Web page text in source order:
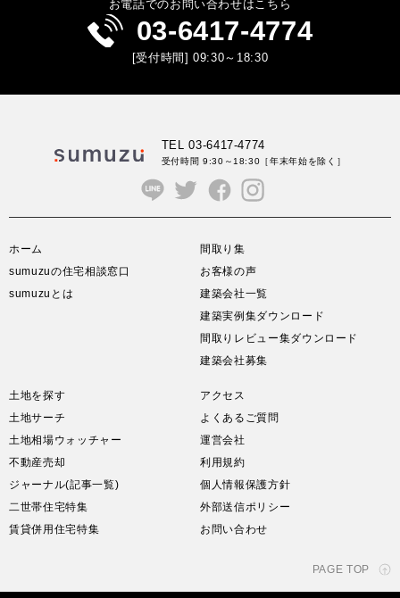
お電話でのお問い合わせはこちら
03-6417-4774
[受付時間] 09:30～18:30
TEL 03-6417-4774
受付時間 9:30～18:30 ［年末年始を除く］
ホーム
sumuzuの住宅相談窓口
sumuzuとは
間取り集
お客様の声
建築会社一覧
建築実例集ダウンロード
間取りレビュー集ダウンロード
建築会社募集
土地を探す
土地サーチ
土地相場ウォッチャー
不動産売却
ジャーナル(記事一覧)
二世帯住宅特集
賃貸併用住宅特集
アクセス
よくあるご質問
運営会社
利用規約
個人情報保護方針
外部送信ポリシー
お問い合わせ
PAGE TOP